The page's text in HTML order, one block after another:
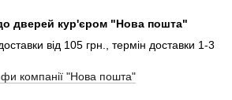
дверей кур'єром "Нова пошта"
від 105 грн., термін доставки 1-3
компанії "Нова пошта"